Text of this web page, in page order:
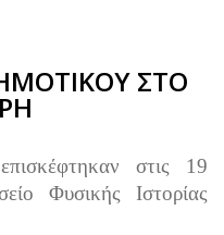
ΣΤΟ
στις 19
Φυσικής Ιστορίας